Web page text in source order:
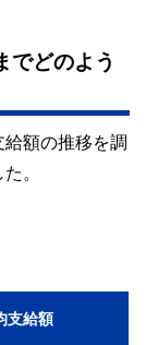
でどのよう
額の推移を調
。
支給額